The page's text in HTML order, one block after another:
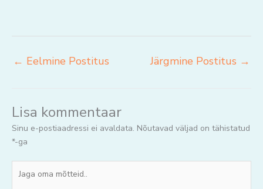
← Eelmine Postitus Järgmine Postitus →
Lisa kommentaar
Sinu e-postiaadressi ei avaldata. Nõutavad väljad on tähistatud
*-ga
oma